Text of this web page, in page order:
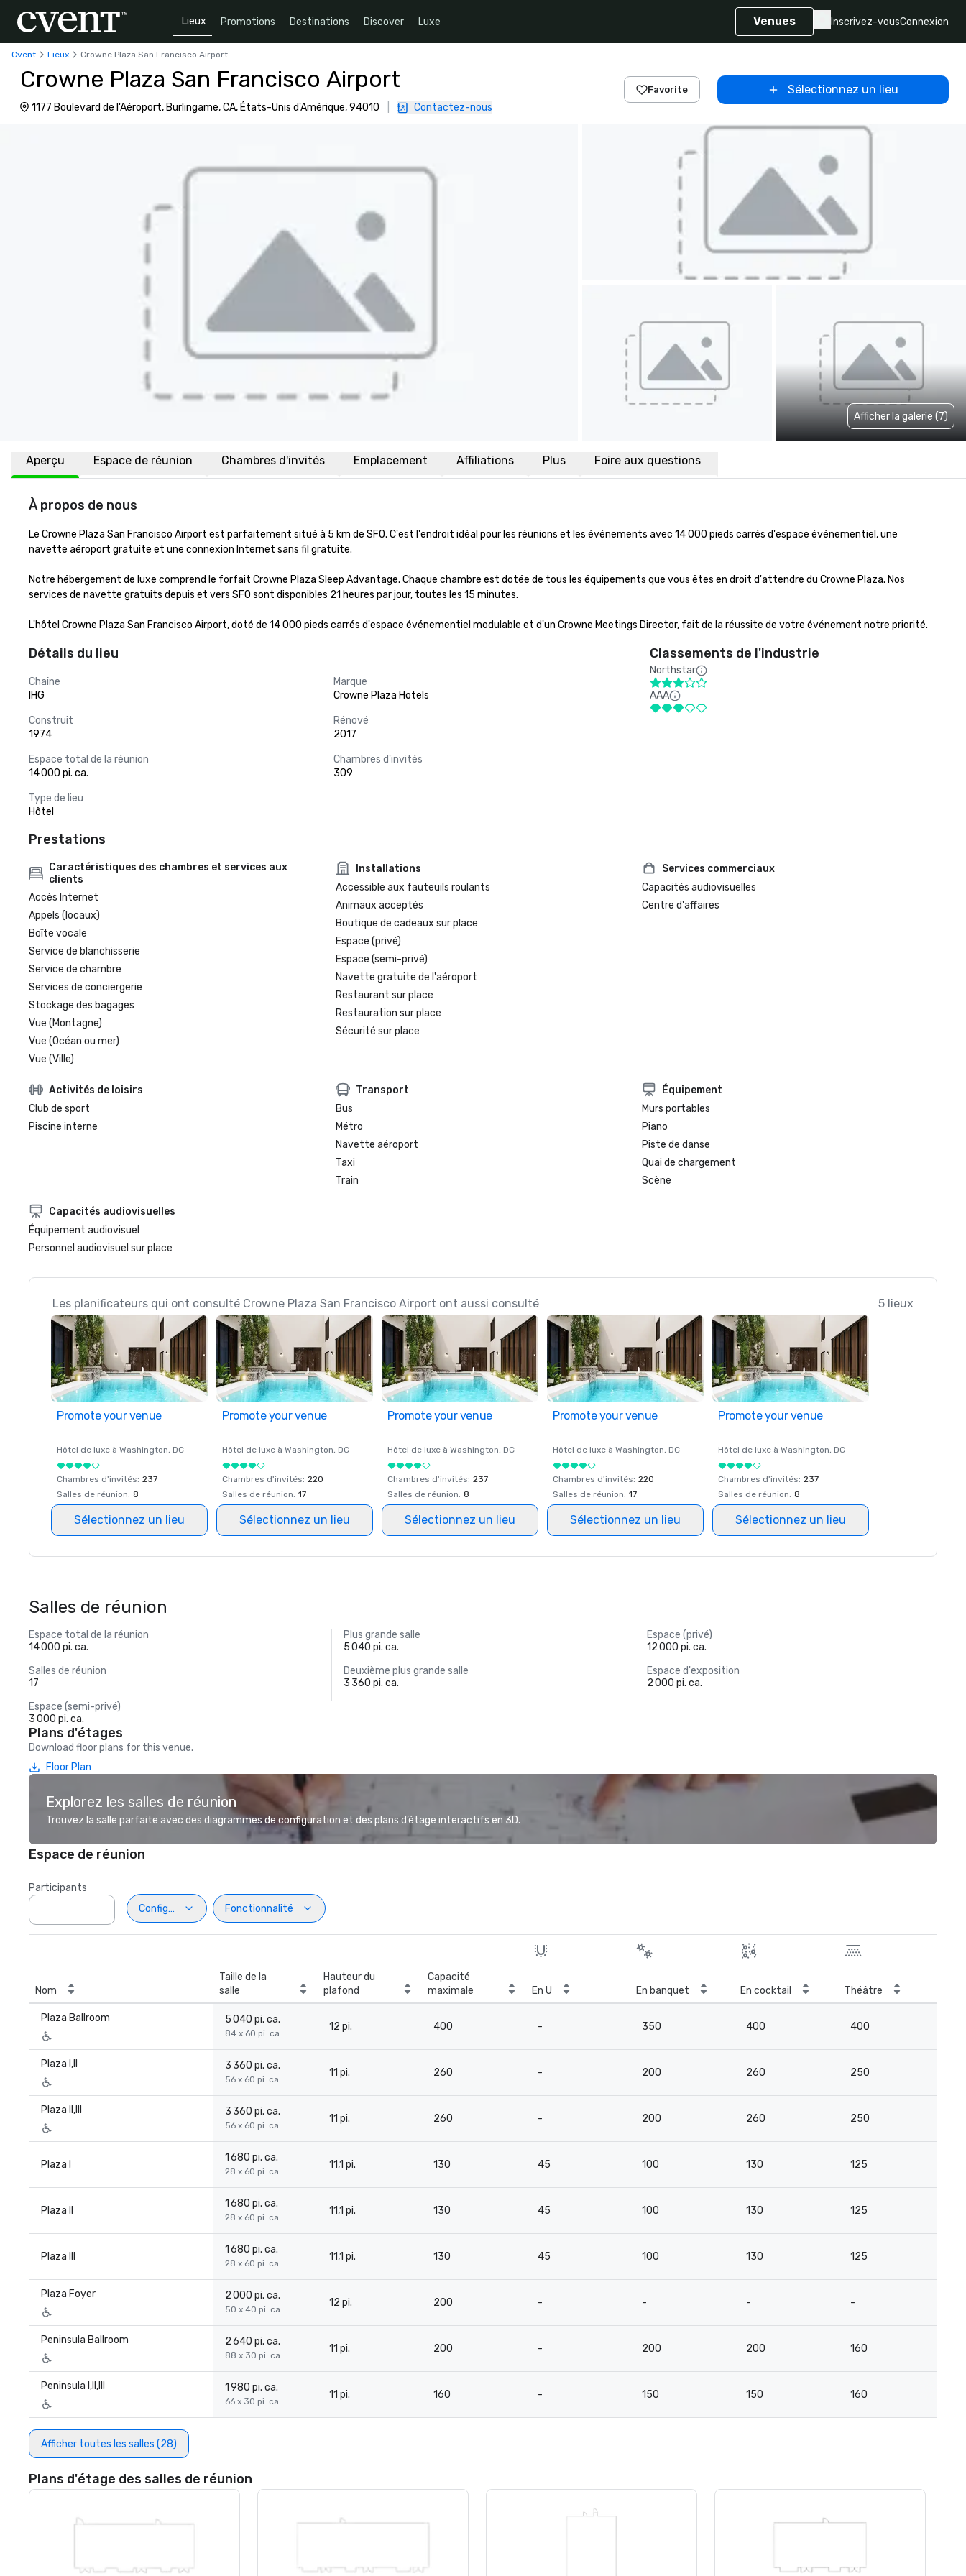
Lieux Promotions Destinations Discover Luxe Venues Inscrivez-vousConnexion
Cvent Lieux Crowne Plaza San Francisco Airport
Crowne Plaza San Francisco Airport
1177 Boulevard de l'Aéroport, Burlingame, CA, États-Unis d'Amérique, 94010 Contactez-nous
Favorite Sélectionnez un lieu
Afficher la galerie (7)
Aperçu Espace de réunion Chambres d'invités Emplacement Affiliations Plus Foire aux questions
À propos de nous
Le Crowne Plaza San Francisco Airport est parfaitement situé à 5 km de SFO. C'est l'endroit idéal pour les réunions et les événements avec 14 000 pieds carrés d'espace événementiel, une
navette aéroport gratuite et une connexion Internet sans fil gratuite.
Notre hébergement de luxe comprend le forfait Crowne Plaza Sleep Advantage. Chaque chambre est dotée de tous les équipements que vous êtes en droit d'attendre du Crowne Plaza. Nos
services de navette gratuits depuis et vers SFO sont disponibles 21 heures par jour, toutes les 15 minutes.
L'hôtel Crowne Plaza San Francisco Airport, doté de 14 000 pieds carrés d'espace événementiel modulable et d'un Crowne Meetings Director, fait de la réussite de votre événement notre priorité.
Détails du lieu
Chaîne
IHG
Marque
Crowne Plaza Hotels
Construit
1974
Rénové
2017
Espace total de la réunion
14 000 pi. ca.
Chambres d'invités
309
Type de lieu
Hôtel
Classements de l'industrie
Northstar
AAA
Prestations
Caractéristiques des chambres et services aux
clients
Accès Internet
Appels (locaux)
Boîte vocale
Service de blanchisserie
Service de chambre
Services de conciergerie
Stockage des bagages
Vue (Montagne)
Vue (Océan ou mer)
Vue (Ville)
Installations
Accessible aux fauteuils roulants
Animaux acceptés
Boutique de cadeaux sur place
Espace (privé)
Espace (semi-privé)
Navette gratuite de l'aéroport
Restaurant sur place
Restauration sur place
Sécurité sur place
Services commerciaux
Capacités audiovisuelles
Centre d'affaires
Activités de loisirs
Club de sport
Piscine interne
Transport
Bus
Métro
Navette aéroport
Taxi
Train
Équipement
Murs portables
Piano
Piste de danse
Quai de chargement
Scène
Capacités audiovisuelles
Équipement audiovisuel
Personnel audiovisuel sur place
Les planificateurs qui ont consulté Crowne Plaza San Francisco Airport ont aussi consulté 5 lieux
Promote your venue
Hôtel de luxe à Washington, DC
Chambres d'invités: 237
Salles de réunion: 8
Sélectionnez un lieu
Promote your venue
Hôtel de luxe à Washington, DC
Chambres d'invités: 220
Salles de réunion: 17
Sélectionnez un lieu
Promote your venue
Hôtel de luxe à Washington, DC
Chambres d'invités: 237
Salles de réunion: 8
Sélectionnez un lieu
Promote your venue
Hôtel de luxe à Washington, DC
Chambres d'invités: 220
Salles de réunion: 17
Sélectionnez un lieu
Promote your venue
Hôtel de luxe à Washington, DC
Chambres d'invités: 237
Salles de réunion: 8
Sélectionnez un lieu
Salles de réunion
Espace total de la réunion
14 000 pi. ca.
Plus grande salle
5 040 pi. ca.
Espace (privé)
12 000 pi. ca.
Salles de réunion
17
Deuxième plus grande salle
3 360 pi. ca.
Espace d'exposition
2 000 pi. ca.
Espace (semi-privé)
3 000 pi. ca.
Plans d'étages
Download floor plans for this venue.
Floor Plan
Explorez les salles de réunion
Trouvez la salle parfaite avec des diagrammes de configuration et des plans d’étage interactifs en 3D.
Espace de réunion
Participants
Configuration
Fonctionnalité
Nom
Taille de la
salle
Hauteur du
plafond
Capacité
maximale
En U En banquet En cocktail Théâtre
Plaza Ballroom 5 040 pi. ca.
84 x 60 pi. ca.
12 pi. 400 - 350 400 400
Plaza I,II 3 360 pi. ca.
56 x 60 pi. ca.
11 pi. 260 - 200 260 250
Plaza II,III 3 360 pi. ca.
56 x 60 pi. ca.
11 pi. 260 - 200 260 250
Plaza I
1 680 pi. ca.
28 x 60 pi. ca.
11,1 pi. 130 45 100 130 125
Plaza II
1 680 pi. ca.
28 x 60 pi. ca.
11,1 pi. 130 45 100 130 125
Plaza III
1 680 pi. ca.
28 x 60 pi. ca.
11,1 pi. 130 45 100 130 125
Plaza Foyer 2 000 pi. ca.
50 x 40 pi. ca.
12 pi. 200 - - - -
Peninsula Ballroom 2 640 pi. ca.
88 x 30 pi. ca.
11 pi. 200 - 200 200 160
Peninsula I,II,III 1 980 pi. ca.
66 x 30 pi. ca.
11 pi. 160 - 150 150 160
Afficher toutes les salles (28)
Plans d'étage des salles de réunion